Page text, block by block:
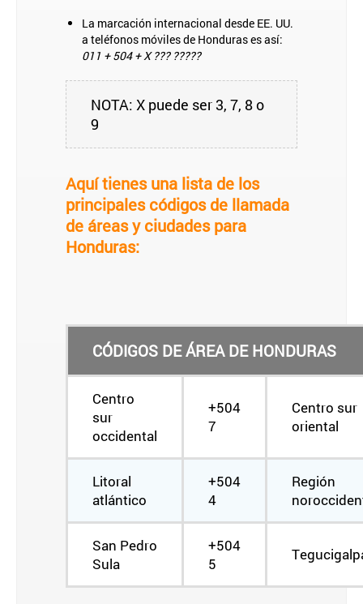
La marcación internacional desde EE. UU.
a teléfonos móviles de Honduras es así:
011 + 504 + X ??? ?????
NOTA: X puede ser 3, 7, 8 o
9
Aquí tienes una lista de los
principales códigos de llamada
de áreas y ciudades para
Honduras:
CÓDIGOS DE ÁREA DE HONDURAS
Centro
sur
occidental
+504
7
Centro sur
oriental
Litoral
atlántico
+504
4
Región
San Pedro
Sula
+504
5